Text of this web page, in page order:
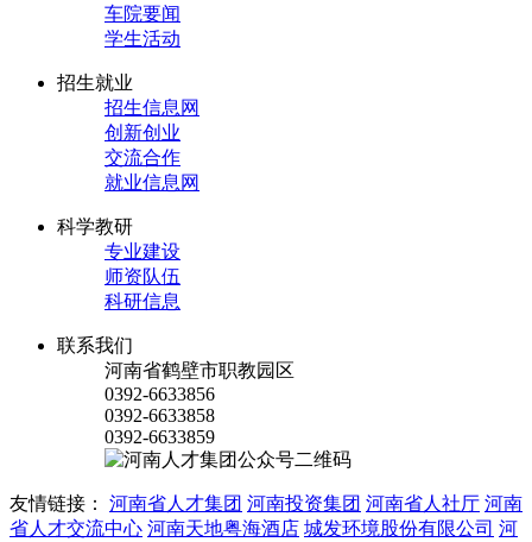
车院要闻
学生活动
招生就业
招生信息网
创新创业
交流合作
就业信息网
科学教研
专业建设
师资队伍
科研信息
联系我们
河南省鹤壁市职教园区
0392-6633856
0392-6633858
0392-6633859
友情链接： 河南省人才集团 河南投资集团 河南省人社厅 河南
省人才交流中心 河南天地粤海酒店 城发环境股份有限公司 河